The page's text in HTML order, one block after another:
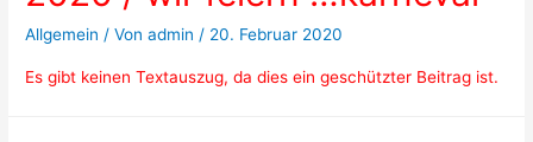
Allgemein / Vonadmin / 20. Februar 2020
Es gibt keinen Textauszug, da dies ein geschützter Beitrag ist.